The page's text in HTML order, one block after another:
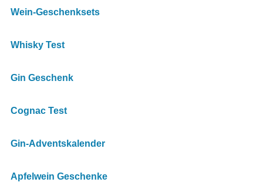
Wein-Geschenksets
Whisky Test
Gin Geschenk
Cognac Test
Gin-Adventskalender
Apfelwein Geschenke